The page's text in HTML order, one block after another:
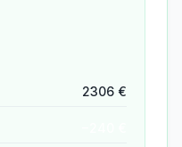
2306 €